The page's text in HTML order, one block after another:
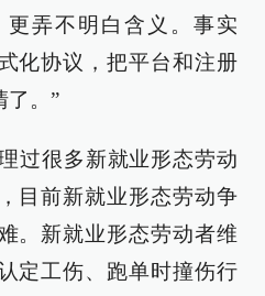
弄不明白含义。事实
化协议，把平台和注册
了。”
过很多新就业形态劳动
目前新就业形态劳动争
。新就业形态劳动者维
定工伤、跑单时撞伤行